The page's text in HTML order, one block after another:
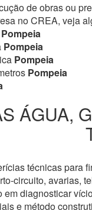
de obras ou
no CREA, veja
Pompeia
Pompeia
Pompeia
Pompeia
ÁGUA,
técnicas para
circuito, avarias,
em diagnosticar
e método